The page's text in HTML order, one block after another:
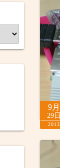
9月
29日
2013